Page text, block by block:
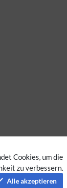
Cookies, um die
zu verbessern.
Alle akzeptieren